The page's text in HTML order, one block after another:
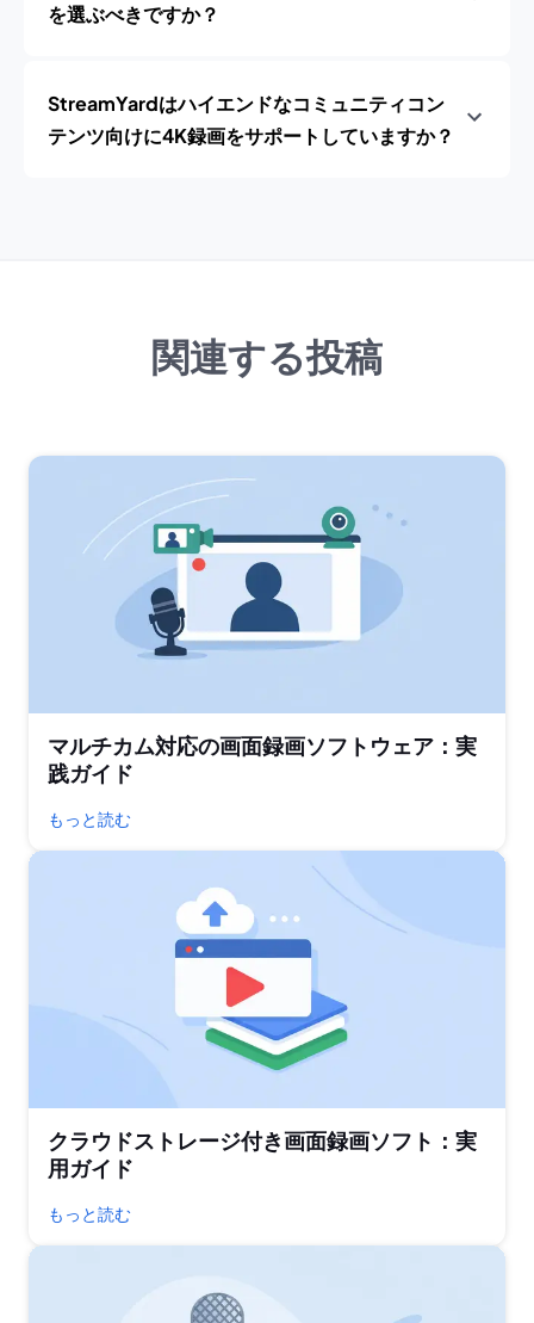
を選ぶべきですか？
StreamYardはハイエンドなコミュニティコン
テンツ向けに4K録画をサポートしていますか？
関連する投稿
マルチカム対応の画面録画ソフトウェア：実
践ガイド
もっと読む
クラウドストレージ付き画面録画ソフト：実
用ガイド
もっと読む